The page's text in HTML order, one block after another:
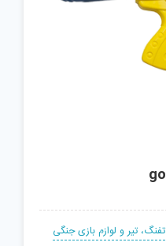
تفنگ، تیر و لوازم بازی جنگی